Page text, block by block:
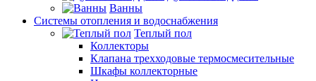
Ванны
Системы отопления и водоснабжения
Теплый пол
Коллекторы
Клапана трехходовые термосмесительные
Шкафы коллекторные